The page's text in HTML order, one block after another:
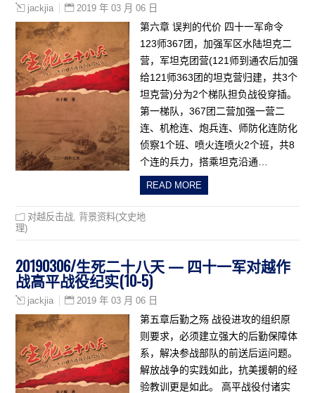
jackjia 2019 年 03 月 06 日
第六章 误判的代价 四十一军命令
123师367团，加强军区水陆坦克二
营，军坦克团营(121师到通农后加强
给121师363团的坦克营归建，共3个
坦克营)分为2个梯队担负战役穿插。
第一梯队，367团二营加强一营二
连、机枪连、炮兵连、师防化连防化
侦察1个班、喷火连喷火2个班，共8
个连的兵力，搭乘坦克沿通…
READ MORE
对越反击战 背景资料(文史地
理)
20190306/生死二十八天 — 四十一军对越作
战高平战役纪实(10-5)
jackjia 2019 年 03 月 06 日
第五章后勤之殇 战役进攻的组织原
则要求，必须建立强大的后勤保障体
系，解决参战部队的前送后运问题。
解放战争的实践如此，抗美援朝的经
验教训更是如此。 高平战役付诸实